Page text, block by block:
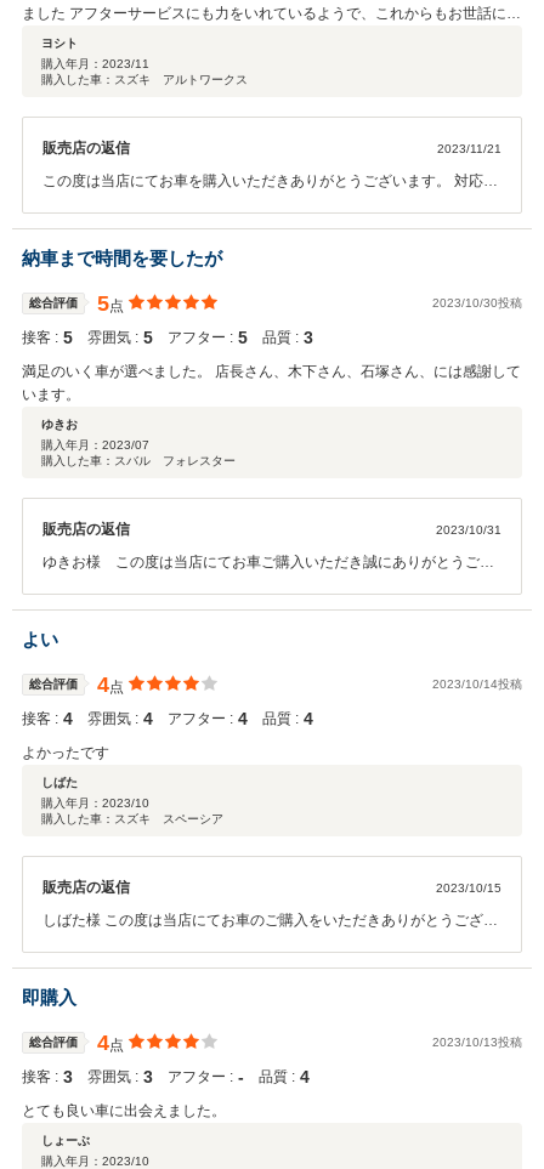
ました アフターサービスにも力をいれているようで、これからもお世話にな
りたいと思います。
ヨシト
購入年月： 2023/11
購入した車：スズキ アルトワークス
販売店の返信 2023/11/21
この度は当店にてお車を購入いただきありがとうございます。 対応に
付き合いさせていただければと思います。 今後ともよろしくお願いい
たします。
納車まで時間を要したが
総合評価 5点 2023/10/30投稿
接客 : 5 雰囲気 : 5 アフター : 5 品質 : 3
満足のいく車が選べました。 店長さん、木下さん、石塚さん、には感謝して
います。
ゆきお
購入年月： 2023/07
購入した車：スバル フォレスター
販売店の返信 2023/10/31
ゆきお様 この度は当店にてお車ご購入いただき誠にありがとうござ
います。アフターサービスなどで今後もお付き合いいただければと思
います。今後ともよろしくお願いいたします。
よい
総合評価 4点 2023/10/14投稿
接客 : 4 雰囲気 : 4 アフター : 4 品質 : 4
よかったです
しばた
購入年月： 2023/10
購入した車：スズキ スペーシア
販売店の返信 2023/10/15
しばた様 この度は当店にてお車のご購入をいただきありがとうござい
今後もスタッフ一同、しばた様のカーライフをサポートさせていただ
即購入
総合評価 4点 2023/10/13投稿
接客 : 3 雰囲気 : 3 アフター : ‐ 品質 : 4
とても良い車に出会えました。
しょーぶ
購入年月： 2023/10